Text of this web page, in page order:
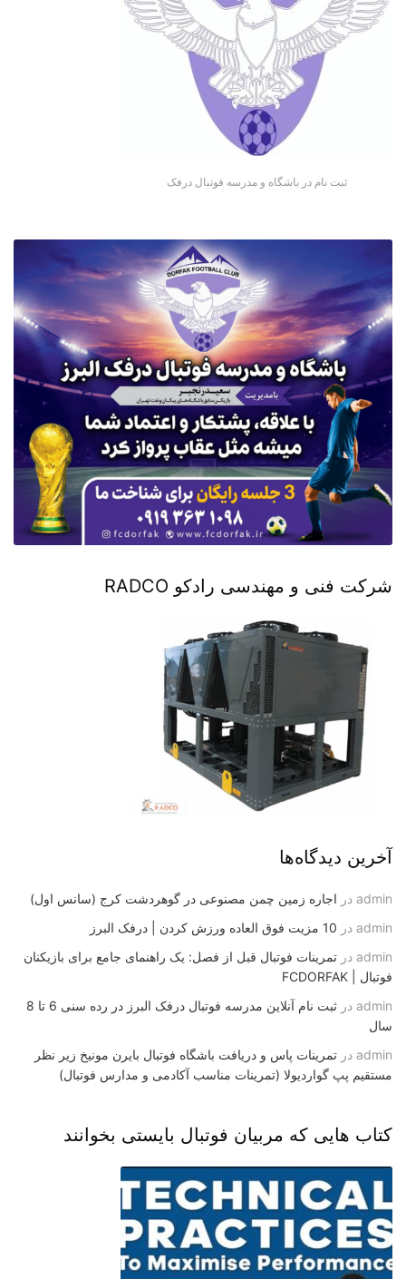
ثبت نام در باشگاه و مدرسه فوتبال درفک
شرکت فنی و مهندسی رادکو RADCO
آخرین دیدگاه‌ها
admin در اجاره زمین چمن مصنوعی در گوهردشت کرج (سانس اول)
admin در 10 مزیت فوق العاده ورزش کردن | درفک البرز
admin در تمرینات فوتبال قبل از فصل: یک راهنمای جامع برای بازیکنان
فوتبال | FCDORFAK
admin در
ثبت نام آنلاین مدرسه فوتبال درفک البرز در رده سنی 6 تا 8
سال
admin در تمرینات پاس و دریافت باشگاه فوتبال بایرن مونیخ زیر نظر
مستقیم پپ گواردیولا (تمرینات مناسب آکادمی و مدارس فوتبال)
کتاب هایی که مربیان فوتبال بایستی بخوانند